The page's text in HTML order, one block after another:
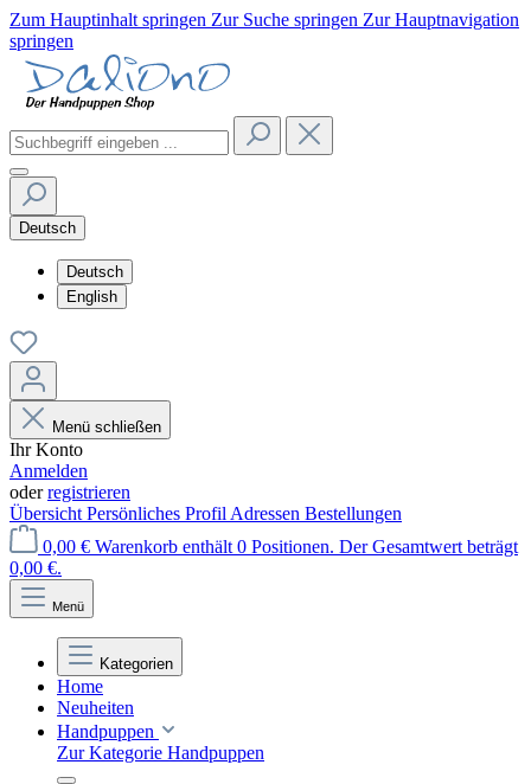
Zum Hauptinhalt springen Zur Suche springen Zur Hauptnavigation
springen
Deutsch
Deutsch
English
Menü schließen
Ihr Konto
Anmelden
oderregistrieren
Übersicht Persönliches Profil Adressen Bestellungen
0,00 € Warenkorb enthält 0 Positionen. Der Gesamtwert beträgt
0,00 €.
Menü
Kategorien
Home
Neuheiten
Handpuppen
Zur Kategorie Handpuppen